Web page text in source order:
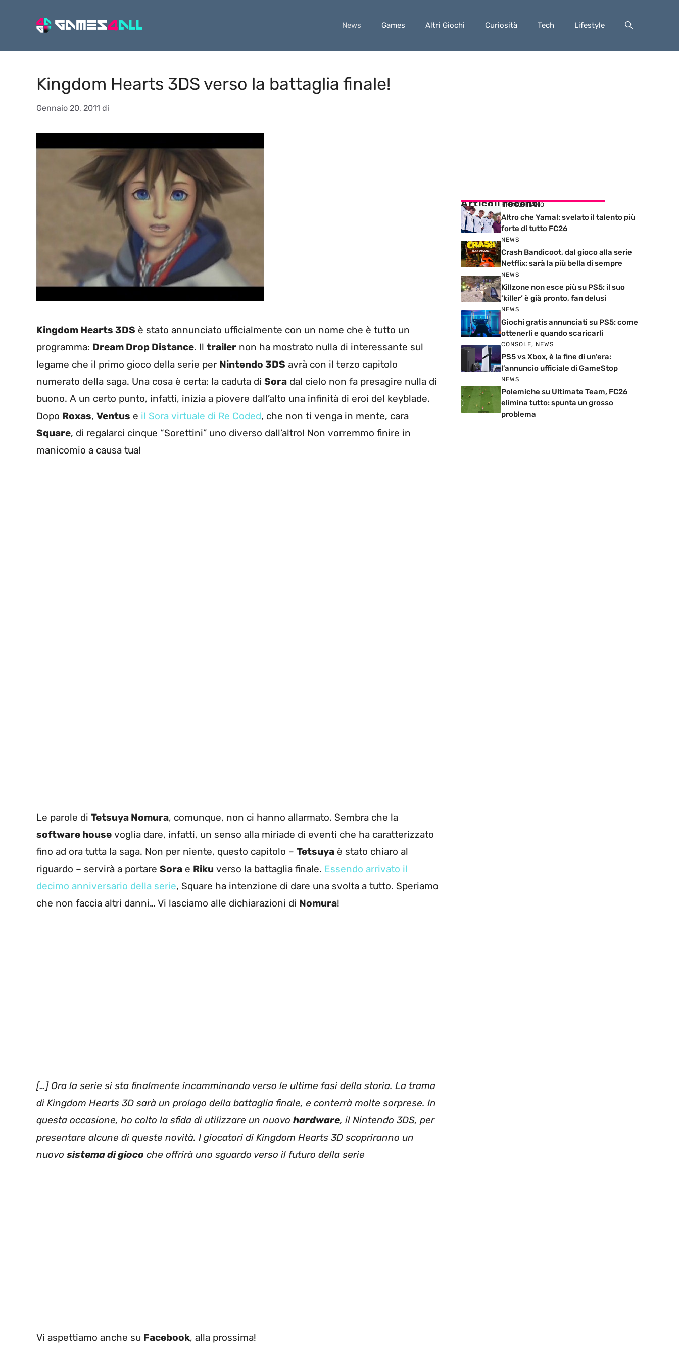
News Games Altri Giochi Curiosità Tech Lifestyle
Kingdom Hearts 3DS verso la battaglia finale!
Gennaio 20, 2011 di
Kingdom Hearts 3DS è stato annunciato ufficialmente con un nome che è tutto un
programma: Dream Drop Distance. Il trailer non ha mostrato nulla di interessante sul
legame che il primo gioco della serie per Nintendo 3DS avrà con il terzo capitolo
numerato della saga. Una cosa è certa: la caduta di Sora dal cielo non fa presagire nulla di
buono. A un certo punto, infatti, inizia a piovere dall’alto una infinità di eroi del keyblade.
Dopo Roxas, Ventus e il Sora virtuale di Re Coded, che non ti venga in mente, cara
Square, di regalarci cinque “Sorettini” uno diverso dall’altro! Non vorremmo finire in
manicomio a causa tua!
Le parole di Tetsuya Nomura, comunque, non ci hanno allarmato. Sembra che la
software house voglia dare, infatti, un senso alla miriade di eventi che ha caratterizzato
fino ad ora tutta la saga. Non per niente, questo capitolo – Tetsuya è stato chiaro al
riguardo – servirà a portare Sora e Riku verso la battaglia finale. Essendo arrivato il
decimo anniversario della serie, Square ha intenzione di dare una svolta a tutto. Speriamo
che non faccia altri danni… Vi lasciamo alle dichiarazioni di Nomura!
[…] Ora la serie si sta finalmente incamminando verso le ultime fasi della storia. La trama
di Kingdom Hearts 3D sarà un prologo della battaglia finale, e conterrà molte sorprese. In
questa occasione, ho colto la sfida di utilizzare un nuovo hardware, il Nintendo 3DS, per
presentare alcune di queste novità. I giocatori di Kingdom Hearts 3D scopriranno un
nuovo sistema di gioco che offrirà uno sguardo verso il futuro della serie
Vi aspettiamo anche su Facebook, alla prossima!
Articoli recenti
PRIMO PIANO
Altro che Yamal: svelato il talento più
forte di tutto FC26
NEWS
Crash Bandicoot, dal gioco alla serie
Netflix: sarà la più bella di sempre
NEWS
Killzone non esce più su PS5: il suo
‘killer’ è già pronto, fan delusi
NEWS
Giochi gratis annunciati su PS5: come
ottenerli e quando scaricarli
CONSOLE, NEWS
PS5 vs Xbox, è la fine di un’era:
l’annuncio ufficiale di GameStop
NEWS
Polemiche su Ultimate Team, FC26
elimina tutto: spunta un grosso
problema